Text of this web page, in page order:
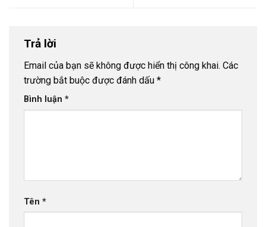
Trả lời
Email của bạn sẽ không được hiển thị công khai. Các
trường bắt buộc được đánh dấu *
Bình luận *
Tên *